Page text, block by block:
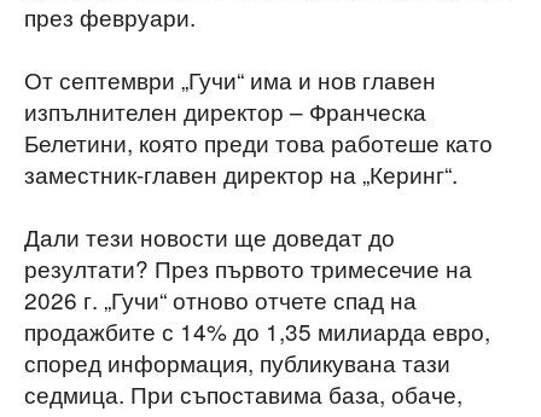
през февруари.
От септември „Гучи“ има и нов главен
изпълнителен директор – Франческа
Белетини, която преди това работеше като
заместник-главен директор на „Керинг“.
Дали тези новости ще доведат до
резултати? През първото тримесечие на
2026 г. „Гучи“ отново отчете спад на
продажбите с 14% до 1,35 милиарда евро,
според информация, публикувана тази
седмица. При съпоставима база, обаче,